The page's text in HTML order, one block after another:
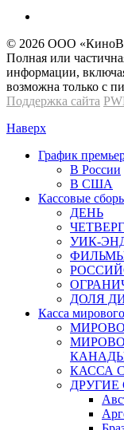
© 2026 OOО
Полная или
информации,
возможна только с
Поддержка сайта
Наверх
График
В России
В США
Кассовые
ДЕНЬ
ЧЕТВЕРГ
УИК-
ДОЛЯ
Касса
КАССА
ДРУГИЕ